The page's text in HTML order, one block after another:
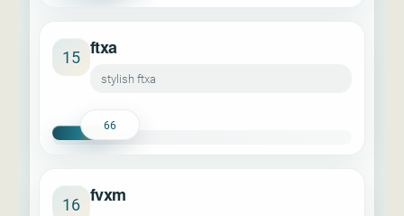
15 ftxa
stylish ftxa
66
16 fvxm